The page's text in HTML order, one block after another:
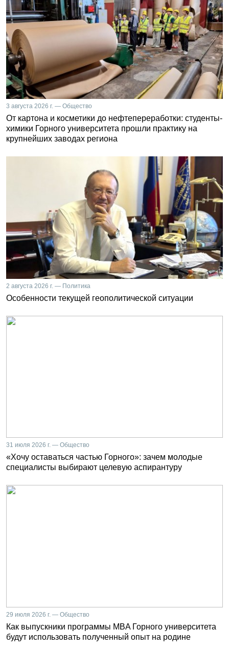
3 августа 2026 г. — Общество
От картона и косметики до нефтепереработки: студенты-
химики Горного университета прошли практику на
крупнейших заводах региона
2 августа 2026 г. — Политика
Особенности текущей геополитической ситуации
31 июля 2026 г. — Общество
«Хочу оставаться частью Горного»: зачем молодые
специалисты выбирают целевую аспирантуру
29 июля 2026 г. — Общество
Как выпускники программы MBA Горного университета
будут использовать полученный опыт на родине